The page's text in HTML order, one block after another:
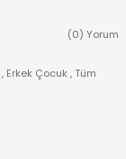
(0) Yorum
, Erkek Çocuk ,Tüm